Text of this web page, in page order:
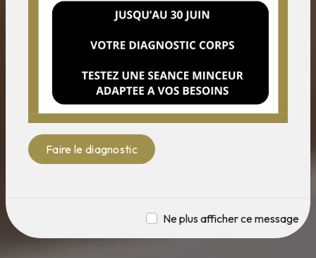
Faire le diagnostic
Ne plus afficher ce message